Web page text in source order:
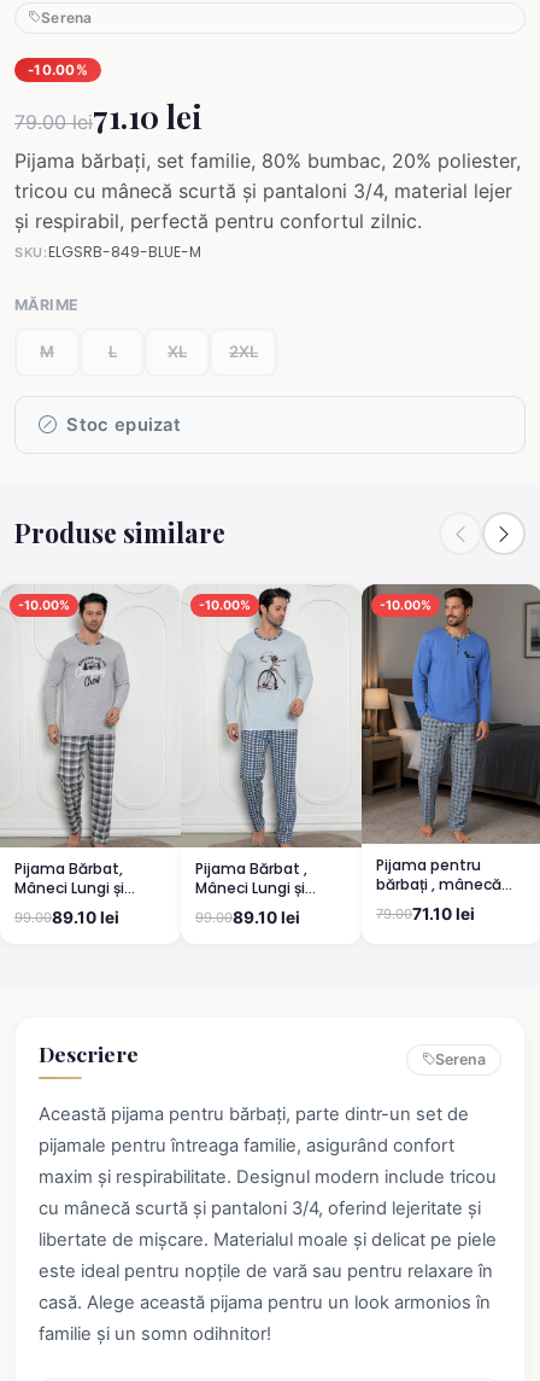
Serena
-10.00%
79.00 lei71.10 lei
Pijama bărbați, set familie, 80% bumbac, 20% poliester,
tricou cu mânecă scurtă și pantaloni 3/4, material lejer
și respirabil, perfectă pentru confortul zilnic.
SKU:ELGSRB-849-BLUE-M
MĂRIME
M L XL 2XL
Stoc epuizat
Produse similare
-10.00%
Pijama Bărbat,
Mâneci Lungi și
Pantaloni Lungi
Asortați, Imprimeu
99.0089.10 lei
-10.00%
Pijama Bărbat ,
Mâneci Lungi și
Pantaloni Lungi
Asortați, Imprimeu
99.0089.10 lei
-10.00%
Pijama pentru
bărbați , mânecă
lungă și pantaloni
lungi, albastru
79.0071.10 lei
Descriere Serena
Această pijama pentru bărbați, parte dintr-un set de
pijamale pentru întreaga familie, asigurând confort
maxim și respirabilitate. Designul modern include tricou
cu mânecă scurtă și pantaloni 3/4, oferind lejeritate și
libertate de mișcare. Materialul moale și delicat pe piele
este ideal pentru nopțile de vară sau pentru relaxare în
casă. Alege această pijama pentru un look armonios în
familie și un somn odihnitor!